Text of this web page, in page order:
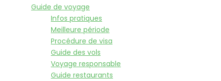
Guide de voyage
Infos pratiques
Meilleure période
Procédure de visa
Guide des vols
Voyage responsable
Guide restaurants